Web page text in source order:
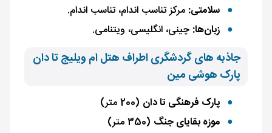
سلامتی: مرکز تناسب اندام، تناسب اندام.
زبان‌ها: چینی، انگلیسی، ویتنامی.
جاذبه های گردشگری اطراف هتل ام ویلیج تا دان
پارک هوشی مین
پارک فرهنگی تا دان (200 متر)
موزه بقایای جنگ (350 متر)